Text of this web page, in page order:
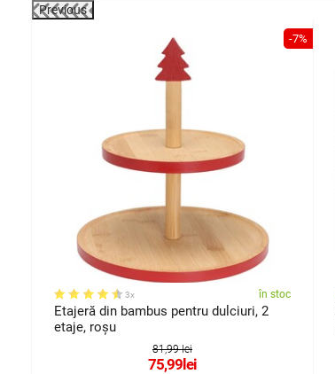
Previous
-7%
3x în stoc
Etajeră din bambus pentru dulciuri, 2
etaje, roșu
81,99 lei
75,99lei